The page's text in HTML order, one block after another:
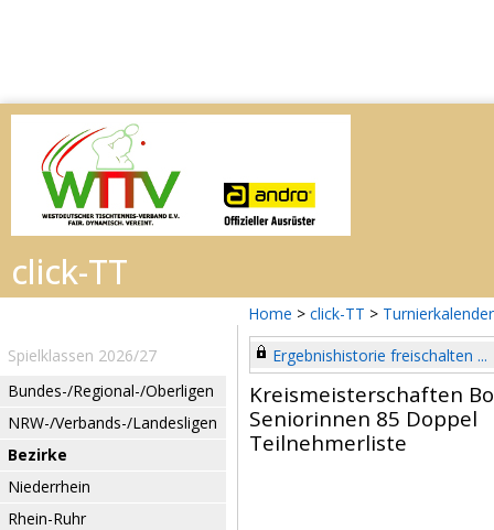
Home > click-TT > Turnierkalender
Spielklassen 2026/27
Bundes-/Regional-/Oberligen
NRW-/Verbands-/Landesligen
Bezirke
Niederrhein
Rhein-Ruhr
Ergebnishistorie freischalten ...
Kreismeisterschaften
Seniorinnen 85 Doppel
Teilnehmerliste